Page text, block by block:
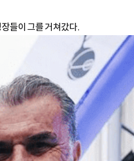
들이 그를 거쳐갔다.